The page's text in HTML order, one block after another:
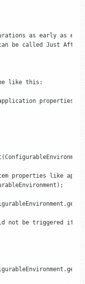
as early as
be called Just
like this:
properties
properties like
not be triggered if